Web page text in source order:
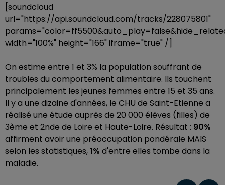
[soundcloud
url="https://api.soundcloud.com/tracks/228075801"
width="100%" height="166" iframe="true" /]
On estime entre 1 et 3% la population souffrant de
troubles du comportement alimentaire. Ils touchent
principalement les jeunes femmes entre 15 et 35 ans.
Il y a une dizaine d'années, le CHU de Saint-Etienne a
réalisé une étude auprès de 20 000 élèves (filles) de
3ème et 2nde de Loire et Haute-Loire. Résultat : 90%
affirment avoir une préoccupation pondérale MAIS
selon les statistiques,1% d'entre elles tombe dans la
maladie.